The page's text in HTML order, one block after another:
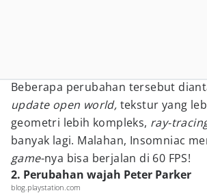
Beberapa perubahan tersebut
update open world, tekstur yang
geometri lebih kompleks, ray-
banyak lagi. Malahan, Insomniac
game-nya bisa berjalan di 60 FPS!
2. Perubahan wajah Peter Parker
blog.playstation.com